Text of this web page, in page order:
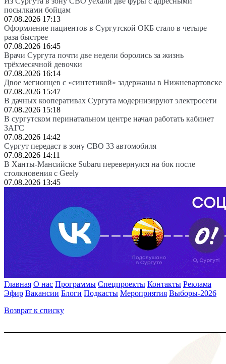
посылками бойцам
07.08.2026 17:13
Оформление пациентов в Сургутской ОКБ стало в четыре
раза быстрее
07.08.2026 16:45
Врачи Сургута почти две недели боролись за жизнь
трёхмесячной девочки
07.08.2026 16:14
Двое мегионцев с «синтетикой» задержаны в Нижневартовске
07.08.2026 15:47
В дачных кооперативах Сургута модернизируют электросети
07.08.2026 15:18
В сургутском перинатальном центре начал работать кабинет
ЗАГС
07.08.2026 14:42
Сургут передаст в зону СВО 33 автомобиля
07.08.2026 14:11
В Ханты-Мансийске Subaru перевернулся на бок после
столкновения с Geely
07.08.2026 13:45
Главная О нас Программы Спецпроекты Контакты Реклама
Эфир Вакансии Блоги Подкасты Мероприятия Выборы-2026
Возврат к списку